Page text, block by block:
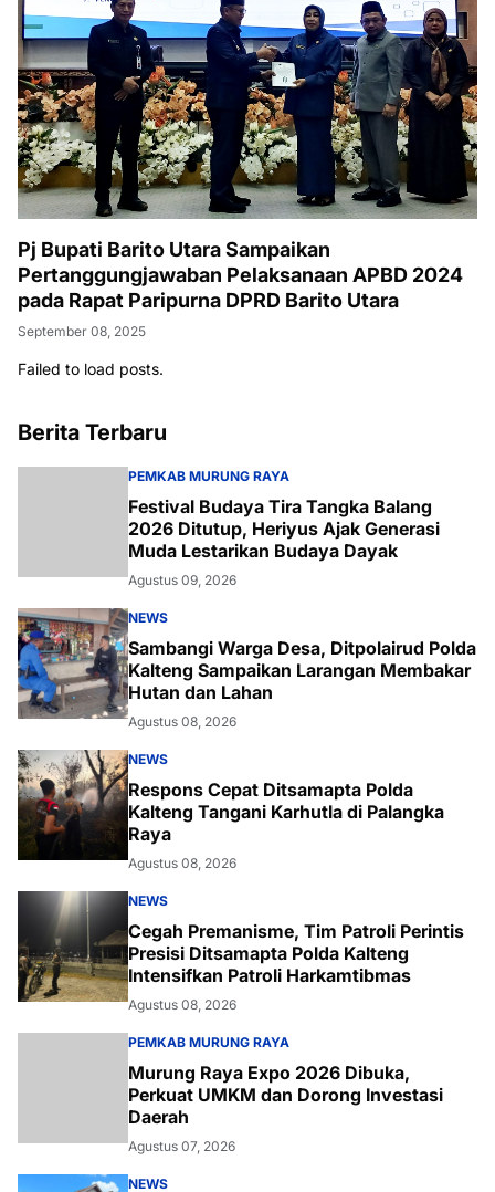
Pj Bupati Barito Utara Sampaikan
Pertanggungjawaban Pelaksanaan APBD 2024
pada Rapat Paripurna DPRD Barito Utara
September 08, 2025
Failed to load posts.
Berita Terbaru
PEMKAB MURUNG RAYA
Festival Budaya Tira Tangka Balang
2026 Ditutup, Heriyus Ajak Generasi
Muda Lestarikan Budaya Dayak
Agustus 09, 2026
NEWS
Sambangi Warga Desa, Ditpolairud Polda
Kalteng Sampaikan Larangan Membakar
Hutan dan Lahan
Agustus 08, 2026
NEWS
Respons Cepat Ditsamapta Polda
Kalteng Tangani Karhutla di Palangka
Raya
Agustus 08, 2026
NEWS
Cegah Premanisme, Tim Patroli Perintis
Presisi Ditsamapta Polda Kalteng
Intensifkan Patroli Harkamtibmas
Agustus 08, 2026
PEMKAB MURUNG RAYA
Murung Raya Expo 2026 Dibuka,
Perkuat UMKM dan Dorong Investasi
Daerah
Agustus 07, 2026
NEWS